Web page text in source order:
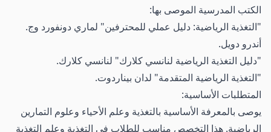
الكتب المدرسية الموصى بها:
"التغذية الرياضية: دليل عملي للمحترفين" لماري دونفورد وج.
أندرو دويل.
"دليل التغذية الرياضية لنانسي كلارك" لنانسي كلارك.
"التغذية الرياضية المتقدمة" لدان بيناردوت.
المتطلبات الأساسية:
يوصى بالمعرفة الأساسية بالتغذية وعلم الأحياء وعلوم التمارين
الرياضية. هذا التخصص مناسب للطلاب في التغذية وعلم التغذية